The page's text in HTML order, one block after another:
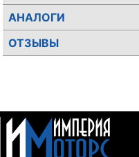
АНАЛОГИ
ОТЗЫВЫ